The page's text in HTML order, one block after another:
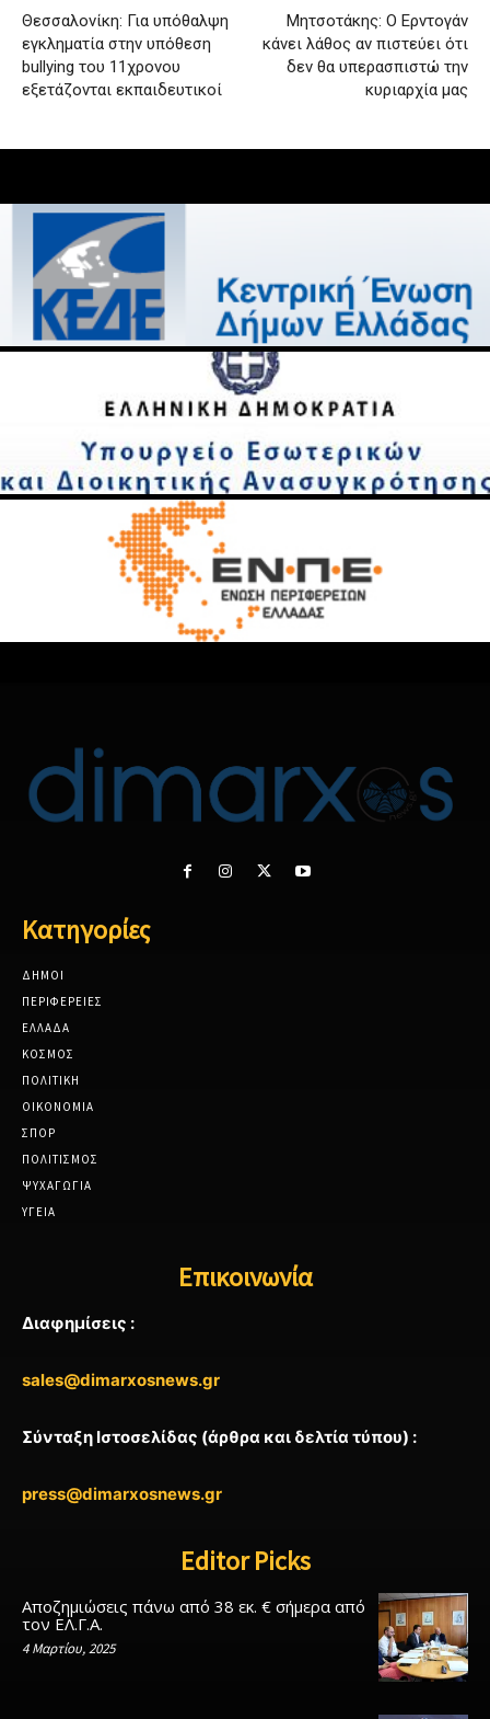
Θεσσαλονίκη: Για υπόθαλψη
εγκληματία στην υπόθεση
bullying του 11χρονου
εξετάζονται εκπαιδευτικοί
Μητσοτάκης: Ο Ερντογάν
κάνει λάθος αν πιστεύει ότι
δεν θα υπερασπιστώ την
κυριαρχία μας
Κατηγορίες
ΔΗΜΟΙ
ΠΕΡΙΦΕΡΕΙΕΣ
ΕΛΛΑΔΑ
ΚΟΣΜΟΣ
ΠΟΛΙΤΙΚΗ
ΟΙΚΟΝΟΜΙΑ
ΣΠΟΡ
ΠΟΛΙΤΙΣΜΟΣ
ΨΥΧΑΓΩΓΙΑ
ΥΓΕΙΑ
Επικοινωνία
Διαφημίσεις :
sales@dimarxosnews.gr
Σύνταξη Ιστοσελίδας (άρθρα και δελτία τύπου) :
press@dimarxosnews.gr
Editor Picks
Αποζημιώσεις πάνω από 38 εκ. € σήμερα από
τον ΕΛ.Γ.Α.
4 Μαρτίου, 2025